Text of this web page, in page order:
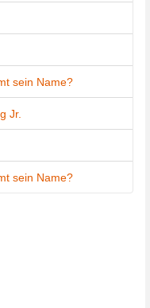
sein Name?
Jr.
sein Name?